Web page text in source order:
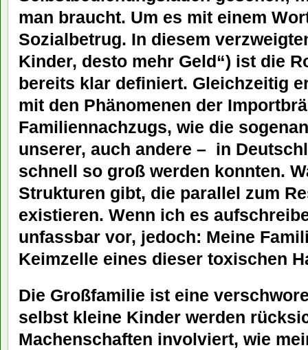
man braucht. Um es mit einem
Sozialbetrug. In diesem
Kinder, desto mehr Geld“) ist die
bereits klar definiert. Gleichzeitig
mit den Phänomenen der
Familiennachzugs, wie die
unserer, auch andere – in
schnell so groß werden konnten.
Strukturen gibt, die parallel zum
existieren. Wenn ich es
unfassbar vor, jedoch: Meine
Keimzelle eines dieser toxischen
Die Großfamilie ist eine
selbst kleine Kinder werden
Machenschaften involviert, wie